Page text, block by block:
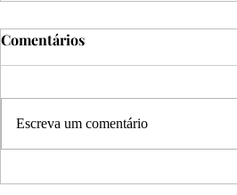
Comentários
Escreva um comentário